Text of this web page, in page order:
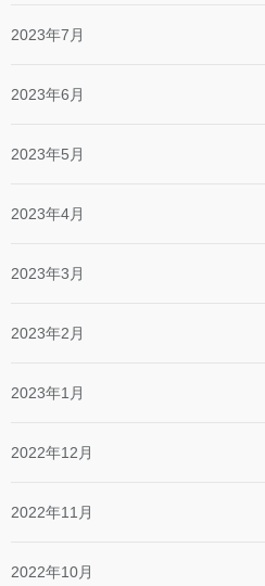
2023年7月
2023年6月
2023年5月
2023年4月
2023年3月
2023年2月
2023年1月
2022年12月
2022年11月
2022年10月